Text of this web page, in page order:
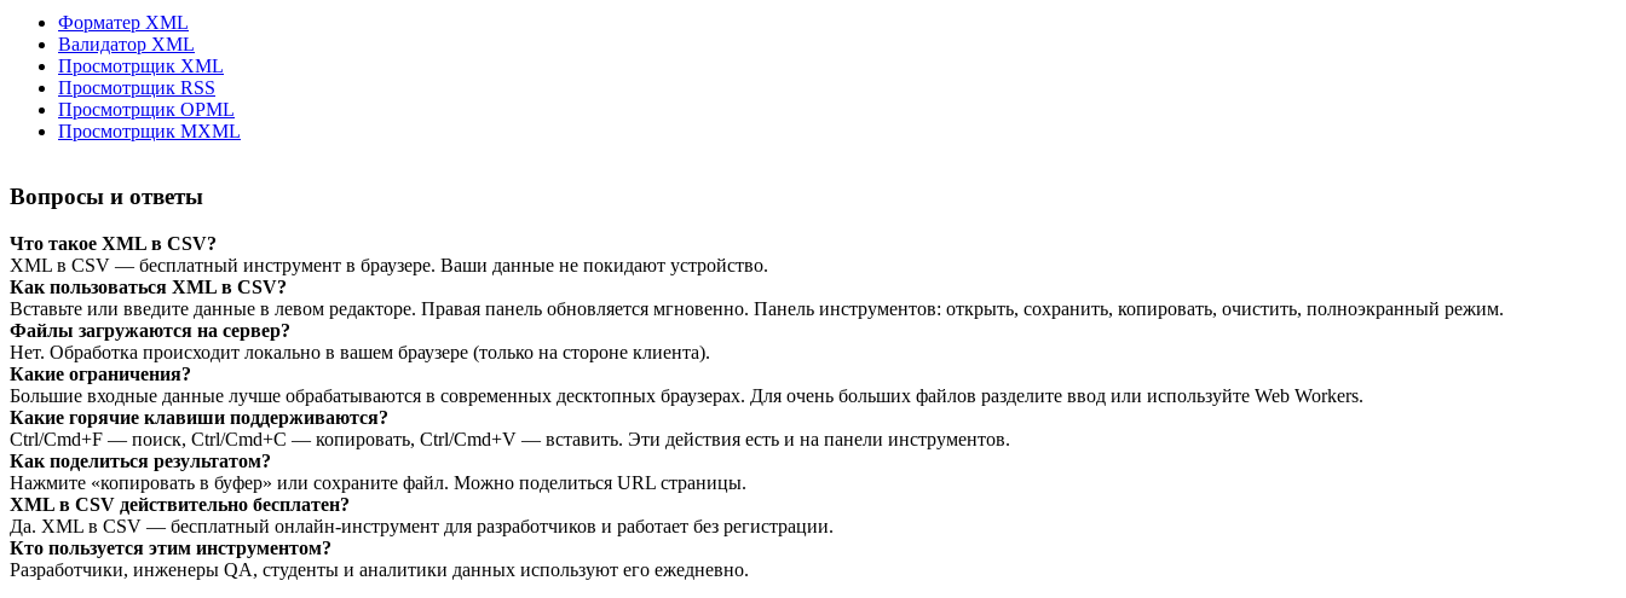
Форматер XML
Валидатор XML
Просмотрщик XML
Просмотрщик RSS
Просмотрщик OPML
Просмотрщик MXML
Вопросы и ответы
Что такое XML в CSV?
XML в CSV — бесплатный инструмент в браузере. Ваши данные не покидают устройство.
Как пользоваться XML в CSV?
Вставьте или введите данные в левом редакторе. Правая панель обновляется мгновенно. Панель инструментов: открыть, сохранить, копировать, очистить, полноэкранный режим.
Файлы загружаются на сервер?
Нет. Обработка происходит локально в вашем браузере (только на стороне клиента).
Какие ограничения?
Большие входные данные лучше обрабатываются в современных десктопных браузерах. Для очень больших файлов разделите ввод или используйте Web Workers.
Какие горячие клавиши поддерживаются?
Ctrl/Cmd+F — поиск, Ctrl/Cmd+C — копировать, Ctrl/Cmd+V — вставить. Эти действия есть и на панели инструментов.
Как поделиться результатом?
Нажмите «копировать в буфер» или сохраните файл. Можно поделиться URL страницы.
XML в CSV действительно бесплатен?
Да. XML в CSV — бесплатный онлайн‑инструмент для разработчиков и работает без регистрации.
Кто пользуется этим инструментом?
Разработчики, инженеры QA, студенты и аналитики данных используют его ежедневно.